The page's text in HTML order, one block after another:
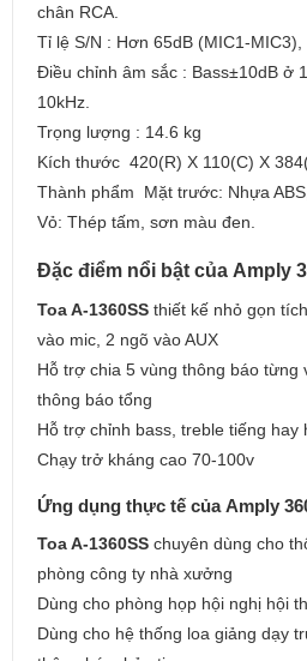
chân RCA.
Tỉ lệ S/N : Hơn 65dB (MIC1-MIC3),
Điều chỉnh âm sắc : Bass±10dB ở
10kHz.
Trọng lượng : 14.6 kg
Kích thước 420(R) X 110(C) X
Thành phẩm Mặt trước: Nhựa
Vỏ: Thép tấm, sơn màu đen.
Đặc điểm nổi bật của Amply
Toa A-1360SS thiết kế nhỏ gọn
vào mic, 2 ngõ vào AUX
Hỗ trợ chia 5 vùng thông báo từng
thông báo tổng
Hỗ trợ chỉnh bass, treble tiếng hay
Chạy trở kháng cao 70-100v
Ứng dụng thực tế của Amply
Toa A-1360SS chuyên dùng cho
phòng công ty nhà xưởng
Dùng cho phòng họp hội nghị hội
Dùng cho hệ thống loa giảng dạy